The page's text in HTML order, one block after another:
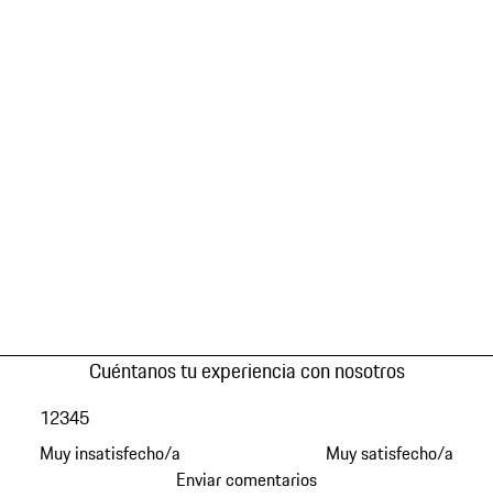
Cuéntanos tu experiencia con nosotros
Muy insatisfecho/a
12345
Muy satisfecho/a
Enviar comentarios